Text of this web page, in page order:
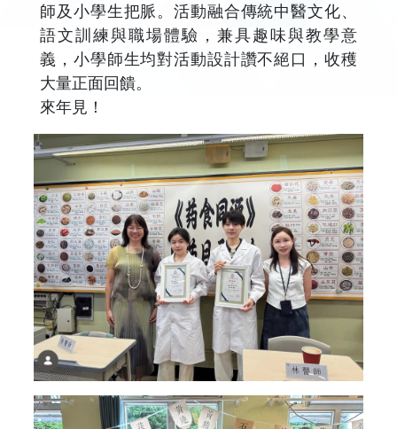
師及小學生把脈。活動融合傳統中醫文化、
語文訓練與職場體驗，兼具趣味與教學意
義，小學師生均對活動設計讚不絕口，收穫
大量正面回饋。
來年見！